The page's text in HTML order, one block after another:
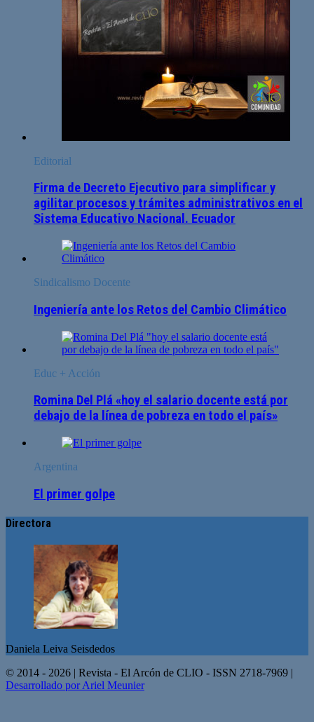
Editorial
Firma de Decreto Ejecutivo para simplificar y
agilitar procesos y trámites administrativos en el
Sistema Educativo Nacional. Ecuador
Sindicalismo Docente
Ingeniería ante los Retos del Cambio Climático
Educ + Acción
Romina Del Plá «hoy el salario docente está por
debajo de la línea de pobreza en todo el país»
Argentina
El primer golpe
Directora
Daniela Leiva Seisdedos
© 2014 - 2026 | Revista - El Arcón de CLIO - ISSN 2718-7969 |
Desarrollado por Ariel Meunier